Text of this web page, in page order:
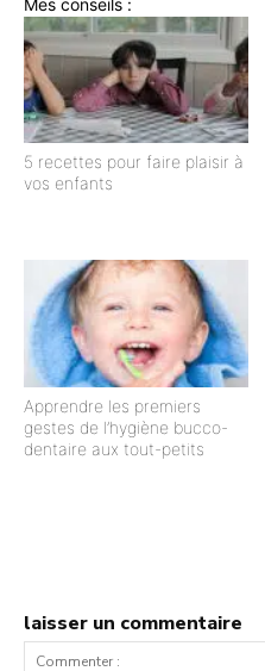
Mes conseils :
5 recettes pour faire plaisir à
vos enfants
Apprendre les premiers
gestes de l’hygiène bucco-
dentaire aux tout-petits
laisser un commentaire